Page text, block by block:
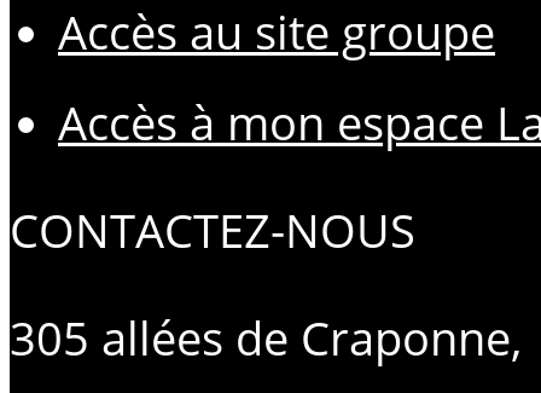
Accès au site groupe
Accès à mon espace
CONTACTEZ-NOUS
305 allées de Craponne,